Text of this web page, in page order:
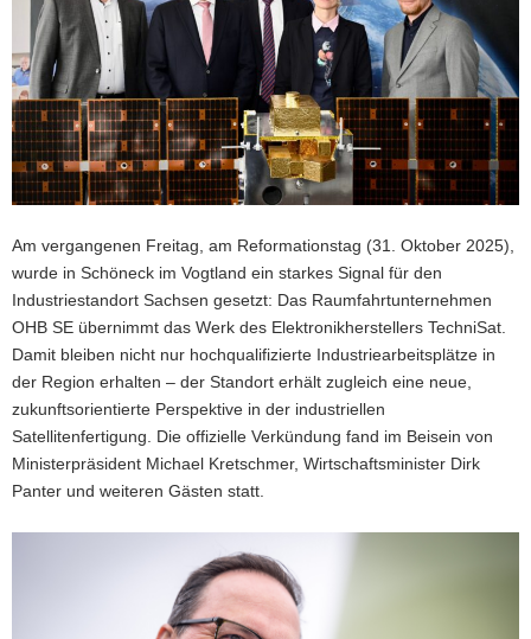
i
o
n
Am vergangenen Freitag, am Reformationstag (31. Oktober 2025),
wurde in Schöneck im Vogtland ein starkes Signal für den
Industriestandort Sachsen gesetzt: Das Raumfahrtunternehmen
OHB SE übernimmt das Werk des Elektronikherstellers TechniSat.
Damit bleiben nicht nur hochqualifizierte Industriearbeitsplätze in
der Region erhalten – der Standort erhält zugleich eine neue,
zukunftsorientierte Perspektive in der industriellen
Satellitenfertigung. Die offizielle Verkündung fand im Beisein von
Ministerpräsident Michael Kretschmer, Wirtschaftsminister Dirk
Panter und weiteren Gästen statt.